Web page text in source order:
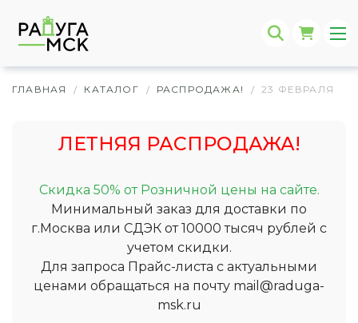
ГЛАВНАЯ / КАТАЛОГ / РАСПРОДАЖА! / 23 ФЕВРАЛЯ
ЛЕТНЯЯ РАСПРОДАЖА!
Скидка 50% от Розничной цены на сайте.
Минимальный заказ для доставки по
г.Москва или СДЭК от 10000 тысяч рублей с
учетом скидки.
Для запроса Прайс-листа с актуальными
ценами обращаться на почту mail@raduga-
msk.ru